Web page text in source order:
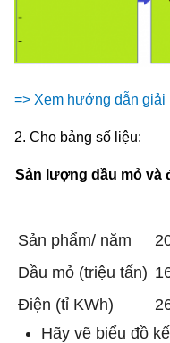
=> Xem hướng dẫn giải
2. Cho bảng số liệu:
Sản lượng dầu mỏ và
Sản phẩm/ năm
Dầu mỏ (triệu tấn)
Điện (tỉ KWh)
Hãy vẽ biểu đồ